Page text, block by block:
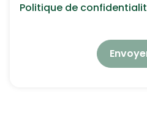
Politique de
Nous respectons vos
elles seront utilisées et
politique de